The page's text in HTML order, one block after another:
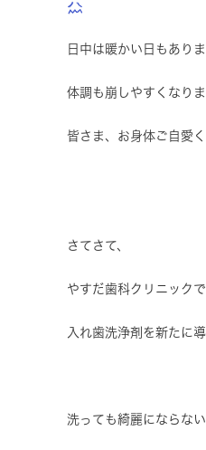
日中は暖かい日もあり
体調も崩しやすくなりま
皆さま、お身体ご自愛
さてさて、
やすだ歯科クリニック
入れ歯洗浄剤を新たに
洗っても綺麗にならない